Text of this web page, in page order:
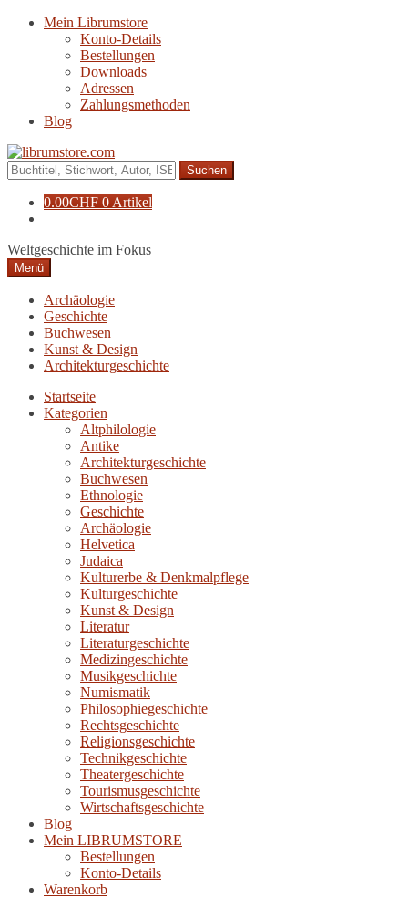
Navigation
Zum
Mein Librumstore
Konto-Details
Bestellungen
Downloads
Adressen
Zahlungsmethoden
Blog
Suche
nach:
0.00CHF 0 Artikel
Weltgeschichte im Fokus
Menü
Archäologie
Geschichte
Buchwesen
Kunst & Design
Architekturgeschichte
Startseite
Kategorien
Altphilologie
Antike
Architekturgeschichte
Buchwesen
Ethnologie
Geschichte
Archäologie
Helvetica
Judaica
Kulturerbe & Denkmalpflege
Kulturgeschichte
Kunst & Design
Literatur
Literaturgeschichte
Medizingeschichte
Musikgeschichte
Numismatik
Philosophiegeschichte
Rechtsgeschichte
Religionsgeschichte
Technikgeschichte
Theatergeschichte
Tourismusgeschichte
Wirtschaftsgeschichte
Blog
Mein LIBRUMSTORE
Bestellungen
Konto-Details
Warenkorb